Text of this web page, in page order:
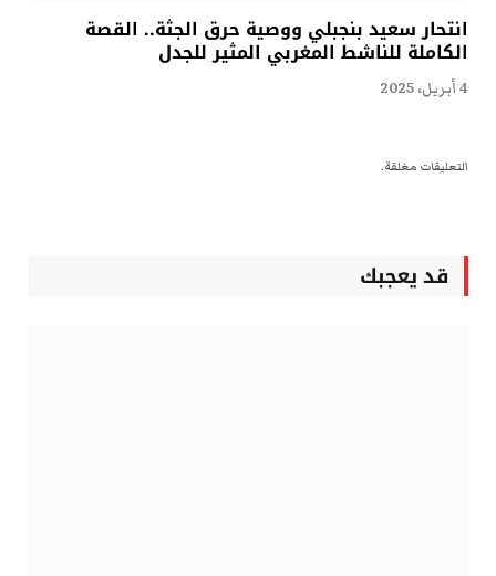
انتحار سعيد بنجبلي ووصية حرق الجثة.. القصة
الكاملة للناشط المغربي المثير للجدل
4 أبريل، 2025
التعليقات مغلقة.
قد يعجبك